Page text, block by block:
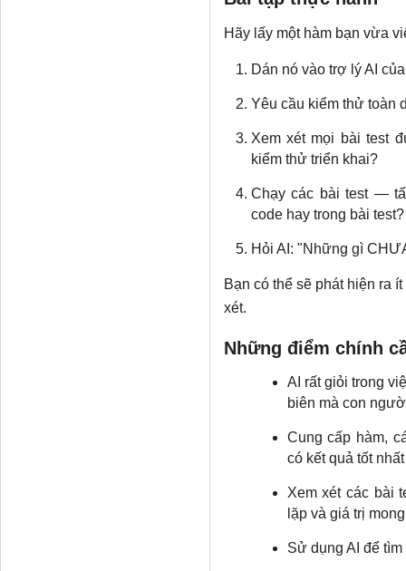
Hãy lấy một hàm bạn vừa
Dán nó vào trợ lý AI
Yêu cầu kiểm thử toàn
Xem xét mọi bài test
kiểm thử triển khai?
Chạy các bài test —
code hay trong bài test?
Hỏi AI: "Những gì
Bạn có thể sẽ phát hiện ra
xét.
Những điểm chính
AI rất giỏi trong
biên mà con
Cung cấp hàm,
có kết quả tốt nhất
Xem xét các bài
lặp và giá trị
Sử dụng AI để